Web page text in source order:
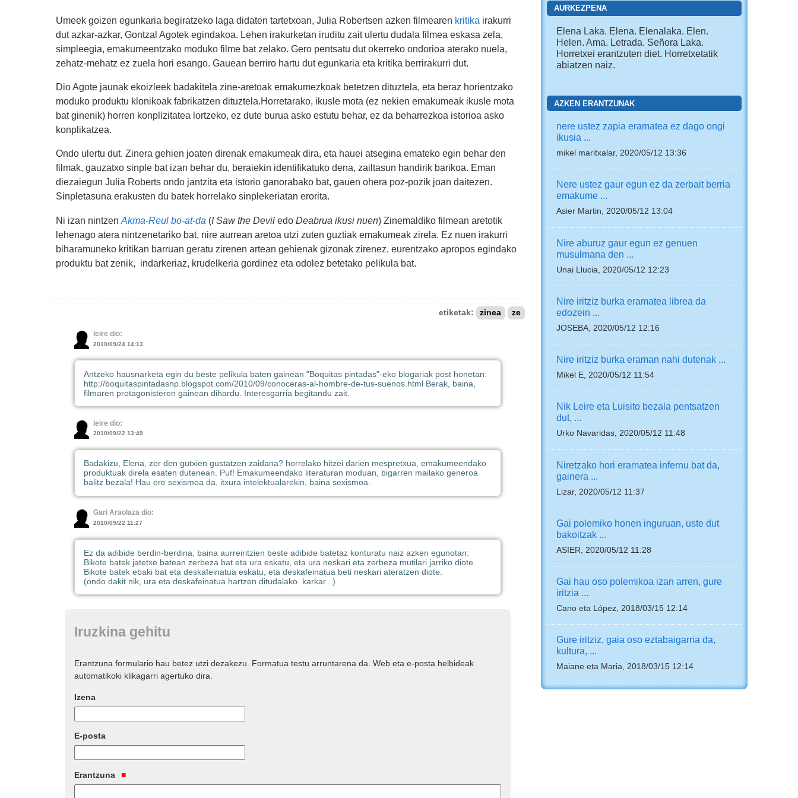
Umeek goizen egunkaria begiratzeko laga didaten tartetxoan, Julia Robertsen azken filmearen kritika irakurri
dut azkar-azkar, Gontzal Agotek egindakoa. Lehen irakurketan iruditu zait ulertu dudala filmea eskasa zela,
simpleegia, emakumeentzako moduko filme bat zelako. Gero pentsatu dut okerreko ondorioa aterako nuela,
zehatz-mehatz ez zuela hori esango. Gauean berriro hartu dut egunkaria eta kritika berrirakurri dut.
Dio Agote jaunak ekoizleek badakitela zine-aretoak emakumezkoak betetzen dituztela, eta beraz horientzako
moduko produktu klonikoak fabrikatzen dituztela.Horretarako, ikusle mota (ez nekien emakumeak ikusle mota
bat ginenik) horren konplizitatea lortzeko, ez dute burua asko estutu behar, ez da beharrezkoa istorioa asko
konplikatzea.
Ondo ulertu dut. Zinera gehien joaten direnak emakumeak dira, eta hauei atsegina emateko egin behar den
filmak, gauzatxo sinple bat izan behar du, beraiekin identifikatuko dena, zailtasun handirik barikoa. Eman
diezaiegun Julia Roberts ondo jantzita eta istorio ganorabako bat, gauen ohera poz-pozik joan daitezen.
Sinpletasuna erakusten du batek horrelako sinplekeriatan erorita.
Ni izan nintzen Akma-Reul bo-at-da (I Saw the Deviledo Deabrua ikusi nuen) Zinemaldiko filmean aretotik
lehenago atera nintzenetariko bat, nire aurrean aretoa utzi zuten guztiak emakumeak zirela. Ez nuen irakurri
biharamuneko kritikan barruan geratu zirenen artean gehienak gizonak zirenez, eurentzako apropos egindako
produktu bat zenik, indarkeriaz, krudelkeria gordinez eta odolez betetako pelikula bat.
etiketak: zinea ze
leire dio:
2010/09/24 14:13
Antzeko hausnarketa egin du beste pelikula baten gainean "Boquitas pintadas"-eko blogariak post honetan:
http://boquitaspintadasnp.blogspot.com/2010/09/conoceras-al-hombre-de-tus-suenos.html Berak, baina,
filmaren protagonisteren gainean dihardu. Interesgarria begitandu zait.
leire dio:
2010/09/22 13:49
Badakizu, Elena, zer den gutxien gustatzen zaidana? horrelako hitzei darien mespretxua, emakumeendako
produktuak direla esaten dutenean. Puf! Emakumeendako literaturan moduan, bigarren mailako generoa
balitz bezala! Hau ere sexismoa da, itxura intelektualarekin, baina sexismoa.
Gari Araolaza dio:
2010/09/22 11:27
Ez da adibide berdin-berdina, baina aurreiritzien beste adibide batetaz konturatu naiz azken egunotan:
Bikote batek jatetxe batean zerbeza bat eta ura eskatu, eta ura neskari eta zerbeza mutilari jarriko diote.
Bikote batek ebaki bat eta deskafeinatua eskatu, eta deskafeinatua beti neskari ateratzen diote.
(ondo dakit nik, ura eta deskafeinatua hartzen ditudalako. karkar...)
Iruzkina gehitu
Erantzuna formulario hau betez utzi dezakezu. Formatua testu arruntarena da. Web eta e-posta helbideak
automatikoki klikagarri agertuko dira.
Izena
E-posta
Erantzuna
AURKEZPENA
Elena Laka. Elena. Elenalaka. Elen.
Helen. Ama. Letrada. Señora Laka.
Horretxei erantzuten diet. Horretxetatik
abiatzen naiz.
AZKEN ERANTZUNAK
nere ustez zapia eramatea ez dago ongi
ikusia ...
mikel maritxalar, 2020/05/12 13:36
Nere ustez gaur egun ez da zerbait berria
emakume ...
Asier Martin, 2020/05/12 13:04
Nire aburuz gaur egun ez genuen
musulmana den ...
Unai Llucia, 2020/05/12 12:23
Nire iritziz burka eramatea librea da
edozein ...
JOSEBA, 2020/05/12 12:16
Nire iritziz burka eraman nahi dutenak ...
Mikel E, 2020/05/12 11:54
Nik Leire eta Luisito bezala pentsatzen
dut, ...
Urko Navaridas, 2020/05/12 11:48
Niretzako hori eramatea infernu bat da,
gainera ...
Lizar, 2020/05/12 11:37
Gai polemiko honen inguruan, uste dut
bakoitzak ...
ASIER, 2020/05/12 11:28
Gai hau oso polemikoa izan arren, gure
iritzia ...
Cano eta López, 2018/03/15 12:14
Gure iritziz, gaia oso eztabaigarria da,
kultura, ...
Maiane eta Maria, 2018/03/15 12:14